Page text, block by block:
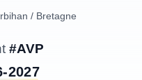
/ Bretagne
#AVP
2027